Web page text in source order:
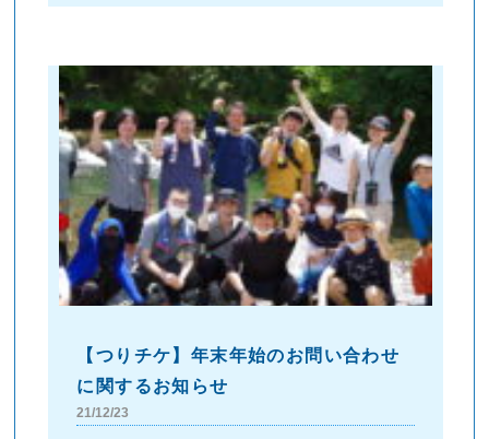
【つりチケ】年末年始のお問い合わせ
に関するお知らせ
21/12/23